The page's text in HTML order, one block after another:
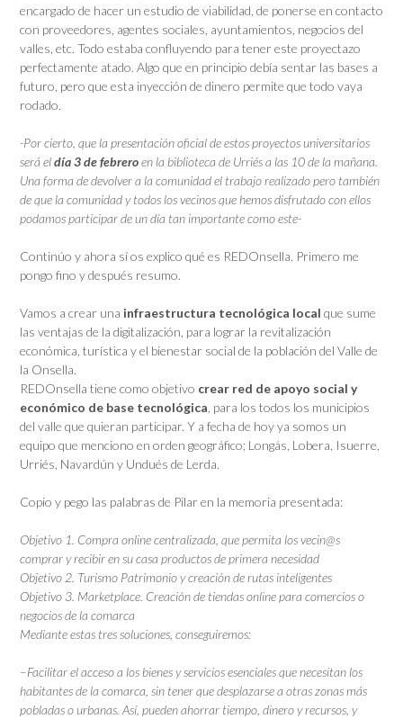
encargado de hacer un estudio de viabilidad, de ponerse en contacto
con proveedores, agentes sociales, ayuntamientos, negocios del
valles, etc. Todo estaba confluyendo para tener este proyectazo
perfectamente atado. Algo que en principio debía sentar las bases a
futuro, pero que esta inyección de dinero permite que todo vaya
rodado.
-Por cierto, que la presentación oficial de estos proyectos universitarios
será eldía 3 de febreroen la biblioteca de Urriés a las 10 de la mañana.
Una forma de devolver a la comunidad el trabajo realizado pero también
de que la comunidad y todos los vecinos que hemos disfrutado con ellos
podamos participar de un día tan importante como este-
Continúo y ahora sí os explico qué es REDOnsella. Primero me
pongo fino y después resumo.
Vamos a crear una infraestructura tecnológica local que sume
las ventajas de la digitalización, para lograr la revitalización
económica, turística y el bienestar social de la población del Valle de
la Onsella.
REDOnsella tiene como objetivo crear red de apoyo social y
económico de base tecnológica , para los todos los municipios
del valle que quieran participar. Y a fecha de hoy ya somos un
equipo que menciono en orden geográfico; Longás, Lobera, Isuerre,
Urriés, Navardún y Undués de Lerda.
Copio y pego las palabras de Pilar en la memoria presentada:
Objetivo 1. Compra online centralizada, que permita los vecin@s
comprar y recibir en su casa productos de primera necesidad
Objetivo 2. Turismo Patrimonio y creación de rutas inteligentes
Objetivo 3. Marketplace. Creación de tiendas online para comercios o
negocios de la comarca
Mediante estas tres soluciones, conseguiremos:
–Facilitar el acceso a los bienes y servicios esenciales que necesitan los
habitantes de la comarca, sin tener que desplazarse a otras zonas más
pobladas o urbanas. Así, pueden ahorrar tiempo, dinero y recursos, y